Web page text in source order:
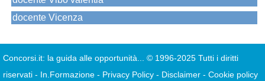
docente Vicenza
Concorsi.it: la guida alle opportunità... © 1996-2025 Tutti i diritti
riservati - In.Formazione - Privacy Policy - Disclaimer - Cookie policy